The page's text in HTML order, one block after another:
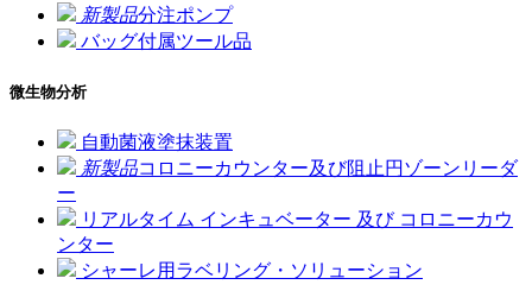
新製品分注ポンプ
バッグ付属ツール品
微生物分析
自動菌液塗抹装置
新製品コロニーカウンター及び阻止円ゾーンリーダ
ー
リアルタイム インキュベーター 及び コロニーカウ
ンター
シャーレ用ラベリング・ソリューション